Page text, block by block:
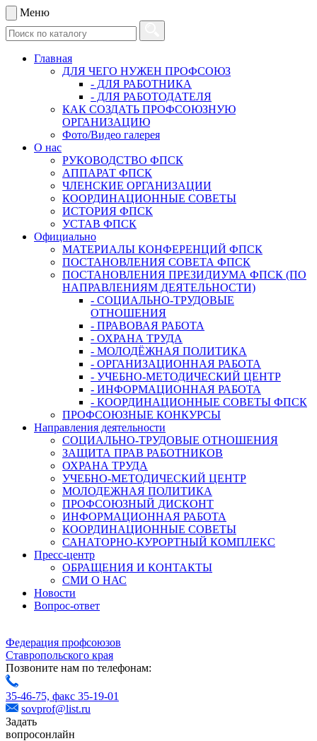
Меню
Главная
ДЛЯ ЧЕГО НУЖЕН ПРОФСОЮЗ
- ДЛЯ РАБОТНИКА
- ДЛЯ РАБОТОДАТЕЛЯ
КАК СОЗДАТЬ ПРОФСОЮЗНУЮ
ОРГАНИЗАЦИЮ
Фото/Видео галерея
О нас
РУКОВОДСТВО ФПСК
АППАРАТ ФПСК
ЧЛЕНСКИЕ ОРГАНИЗАЦИИ
КООРДИНАЦИОННЫЕ СОВЕТЫ
ИСТОРИЯ ФПСК
УСТАВ ФПСК
Официально
МАТЕРИАЛЫ КОНФЕРЕНЦИЙ ФПСК
ПОСТАНОВЛЕНИЯ СОВЕТА ФПСК
ПОСТАНОВЛЕНИЯ ПРЕЗИДИУМА ФПСК (ПО
НАПРАВЛЕНИЯМ ДЕЯТЕЛЬНОСТИ)
- СОЦИАЛЬНО-ТРУДОВЫЕ
ОТНОШЕНИЯ
- ПРАВОВАЯ РАБОТА
- ОХРАНА ТРУДА
- МОЛОДЁЖНАЯ ПОЛИТИКА
- ОРГАНИЗАЦИОННАЯ РАБОТА
- УЧЕБНО-МЕТОДИЧЕСКИЙ ЦЕНТР
- ИНФОРМАЦИОННАЯ РАБОТА
- КООРДИНАЦИОННЫЕ СОВЕТЫ ФПСК
ПРОФСОЮЗНЫЕ КОНКУРСЫ
Направления деятельности
СОЦИАЛЬНО-ТРУДОВЫЕ ОТНОШЕНИЯ
ЗАЩИТА ПРАВ РАБОТНИКОВ
ОХРАНА ТРУДА
УЧЕБНО-МЕТОДИЧЕСКИЙ ЦЕНТР
МОЛОДЕЖНАЯ ПОЛИТИКА
ПРОФСОЮЗНЫЙ ДИСКОНТ
ИНФОРМАЦИОННАЯ РАБОТА
КООРДИНАЦИОННЫЕ СОВЕТЫ
САНАТОРНО-КУРОРТНЫЙ КОМПЛЕКС
Пресс-центр
ОБРАЩЕНИЯ И КОНТАКТЫ
СМИ О НАС
Новости
Вопрос-ответ
Федерация профсоюзов
Ставропольского края
Позвоните нам по телефонам:
35-46-75, факс 35-19-01
sovprof@list.ru
Задать
вопросонлайн